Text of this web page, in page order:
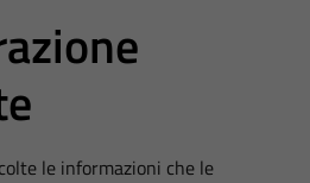
le informazioni che le